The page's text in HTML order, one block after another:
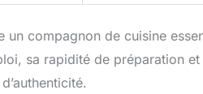
un compagnon de cuisine
sa rapidité de préparation